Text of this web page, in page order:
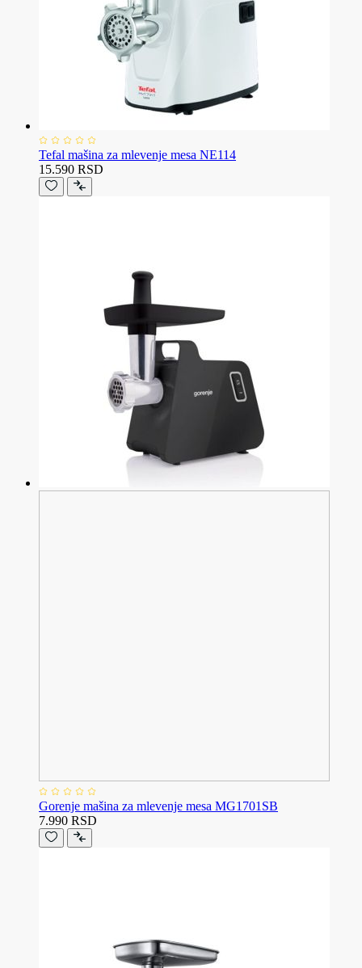
Tefal mašina za mlevenje mesa NE114
15.590 RSD
Gorenje mašina za mlevenje mesa MG1701SB
7.990 RSD